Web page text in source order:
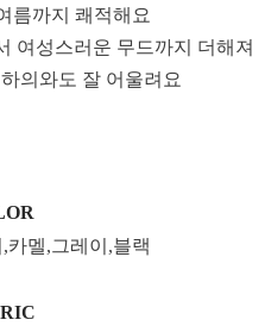
름까지 쾌적해요
여성스러운 무드까지 더해져
의와도 잘 어울려요
카멜,그레이,블랙